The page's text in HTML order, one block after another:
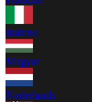
Italiano
Magyar
Nederlands